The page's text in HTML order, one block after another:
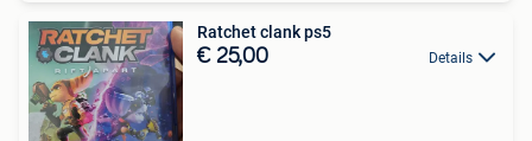
Ratchet clank ps5
€ 25,00 Details